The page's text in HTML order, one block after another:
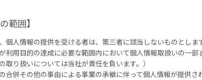
範囲】
個人情報の提供を受ける者は、第三者に該当しないものとしま
が利用目的の達成に必要な範囲内において個人情報取扱いの一
取り扱いについては当社が責任を負います。）
の合併その他の事由による事業の承継に伴って個人情報が提供さ